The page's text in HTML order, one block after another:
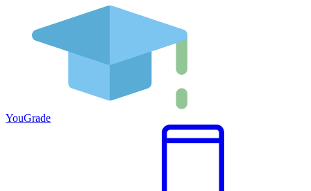
YouGrade